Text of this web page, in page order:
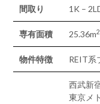
間取り 1K –
専有面積 25.36m2
物件特徴 REIT系
西武新
東京メ